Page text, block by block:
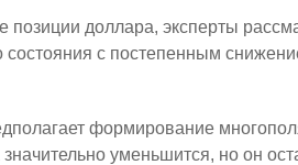
позиции доллара, эксперты
состояния с постепенным
формирование
уменьшится, но он